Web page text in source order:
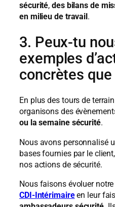
sécurité,des bilans de
en milieu de travail .
3. Peux-tu
exemples
concrètes
En plus des tours de
organisons des
ou la semaine sécurité.
Nous avons personnalisé
bases fournies par le
nos actions de sécurité.
Nous faisons évoluer
CDI-Intérimaireen leur